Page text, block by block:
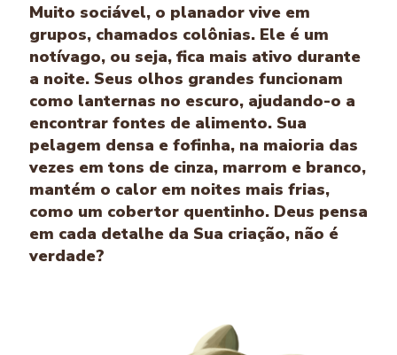
Muito sociável, o planador vive em
grupos, chamados colônias. Ele é um
notívago, ou seja, fica mais ativo durante
a noite. Seus olhos grandes funcionam
como lanternas no escuro, ajudando-o a
encontrar fontes de alimento. Sua
pelagem densa e fofinha, na maioria das
vezes em tons de cinza, marrom e branco,
mantém o calor em noites mais frias,
como um cobertor quentinho. Deus pensa
em cada detalhe da Sua criação, não é
verdade?